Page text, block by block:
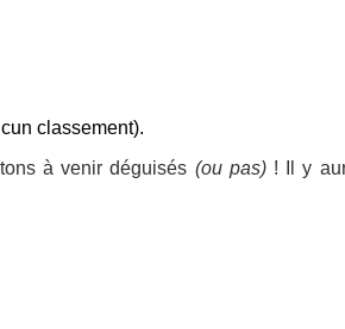
classement).
à venir déguisés (ou pas)! Il y